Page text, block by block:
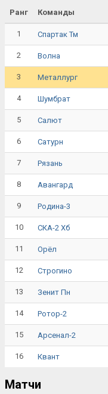
Ранг Команды
1 Спартак Тм
2 Волна
3 Металлург
4 Шумбрат
5 Салют
6 Сатурн
7 Рязань
8 Авангард
9 Родина-3
10 СКА-2 Хб
11 Орёл
12 Строгино
13 Зенит Пн
14 Ротор-2
15 Арсенал-2
16 Квант
Матчи